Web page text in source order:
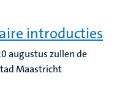
introducties
augustus zullen de
Maastricht